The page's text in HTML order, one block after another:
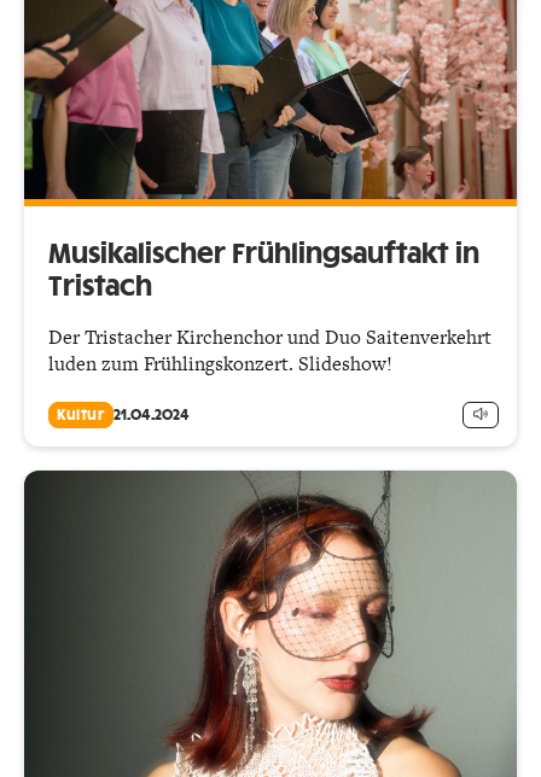
Musikalischer Frühlingsauftakt in
Tristach
Der Tristacher Kirchenchor und Duo Saitenverkehrt
luden zum Frühlingskonzert. Slideshow!
Kultur 21.04.2024